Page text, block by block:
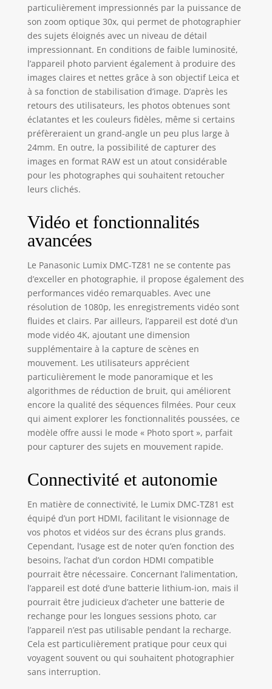
particulièrement impressionnés par la puissance de
son zoom optique 30x, qui permet de photographier
des sujets éloignés avec un niveau de détail
impressionnant. En conditions de faible luminosité,
l’appareil photo parvient également à produire des
images claires et nettes grâce à son objectif Leica et
à sa fonction de stabilisation d’image. D’après les
retours des utilisateurs, les photos obtenues sont
éclatantes et les couleurs fidèles, même si certains
préfèreraient un grand-angle un peu plus large à
24mm. En outre, la possibilité de capturer des
images en format RAW est un atout considérable
pour les photographes qui souhaitent retoucher
leurs clichés.
Vidéo et fonctionnalités
avancées
Le Panasonic Lumix DMC-TZ81 ne se contente pas
d’exceller en photographie, il propose également des
performances vidéo remarquables. Avec une
résolution de 1080p, les enregistrements vidéo sont
fluides et clairs. Par ailleurs, l’appareil est doté d’un
mode vidéo 4K, ajoutant une dimension
supplémentaire à la capture de scènes en
mouvement. Les utilisateurs apprécient
particulièrement le mode panoramique et les
algorithmes de réduction de bruit, qui améliorent
encore la qualité des séquences filmées. Pour ceux
qui aiment explorer les fonctionnalités poussées, ce
modèle offre aussi le mode « Photo sport », parfait
pour capturer des sujets en mouvement rapide.
Connectivité et autonomie
En matière de connectivité, le Lumix DMC-TZ81 est
équipé d’un port HDMI, facilitant le visionnage de
vos photos et vidéos sur des écrans plus grands.
Cependant, l’usage est de noter qu’en fonction des
besoins, l’achat d’un cordon HDMI compatible
pourrait être nécessaire. Concernant l’alimentation,
l’appareil est doté d’une batterie lithium-ion, mais il
pourrait être judicieux d’acheter une batterie de
rechange pour les longues sessions photo, car
l’appareil n’est pas utilisable pendant la recharge.
Cela est particulièrement pratique pour ceux qui
voyagent souvent ou qui souhaitent photographier
sans interruption.